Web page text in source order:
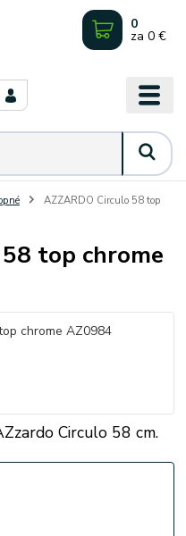
0
za 0 €
AZZARDO Circulo 58 top
top chrome
Circulo 58 cm.